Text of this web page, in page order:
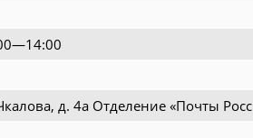
д. 4а Отделение «Почты